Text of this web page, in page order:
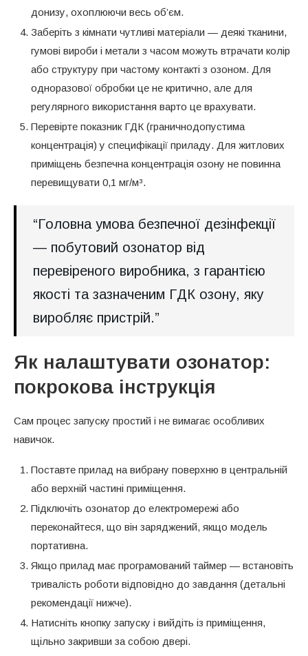
донизу, охоплюючи весь об’єм.
Заберіть з кімнати чутливі матеріали — деякі тканини,
гумові вироби і метали з часом можуть втрачати колір
або структуру при частому контакті з озоном. Для
одноразової обробки це не критично, але для
регулярного використання варто це врахувати.
Перевірте показник ГДК (граничнодопустима
концентрація) у специфікації приладу. Для житлових
приміщень безпечна концентрація озону не повинна
перевищувати 0,1 мг/м³.
“Головна умова безпечної дезінфекції
— побутовий озонатор від
перевіреного виробника, з гарантією
якості та зазначеним ГДК озону, яку
виробляє пристрій.”
Як налаштувати озонатор:
покрокова інструкція
Сам процес запуску простий і не вимагає особливих
навичок.
Поставте прилад на вибрану поверхню в центральній
або верхній частині приміщення.
Підключіть озонатор до електромережі або
переконайтеся, що він заряджений, якщо модель
портативна.
Якщо прилад має програмований таймер — встановіть
тривалість роботи відповідно до завдання (детальні
рекомендації нижче).
Натисніть кнопку запуску і вийдіть із приміщення,
щільно закривши за собою двері.